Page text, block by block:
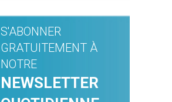
S'ABONNER
GRATUITEMENT À
NOTRE
NEWSLETTER